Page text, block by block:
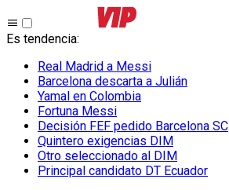
Es tendencia:
Real Madrid a Messi
Barcelona descarta a Julián
Yamal en Colombia
Fortuna Messi
Decisión FEF pedido Barcelona SC
Quintero exigencias DIM
Otro seleccionado al DIM
Principal candidato DT Ecuador